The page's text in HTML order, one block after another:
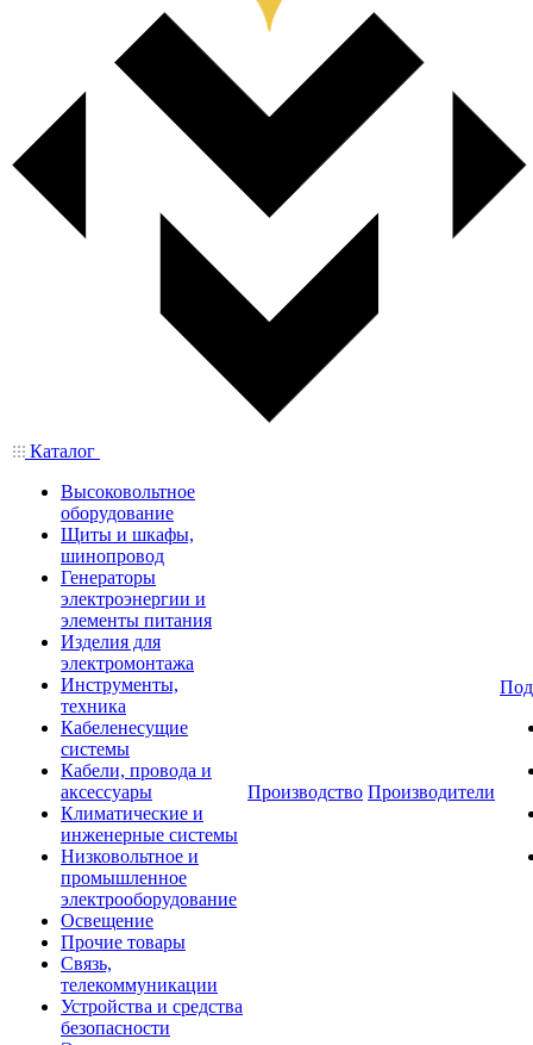
Каталог
Высоковольтное
оборудование
Щиты и шкафы,
шинопровод
Генераторы
электроэнергии и
элементы питания
Изделия для
электромонтажа
Инструменты,
техника
Кабеленесущие
системы
Кабели, провода и
аксессуары
Климатические и
инженерные системы
Низковольтное и
промышленное
электрооборудование
Освещение
Прочие товары
Связь,
телекоммуникации
Устройства и средства
безопасности
Производство Производители